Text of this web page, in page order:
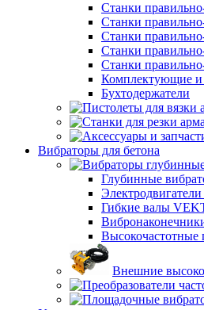
Станки
Станки
Станки
Станки
Станки
Комплектующие и
Бухтодержатели
Вибраторы для бетона
Глубинные
Гибкие валы
Высокочастотные
Внешние